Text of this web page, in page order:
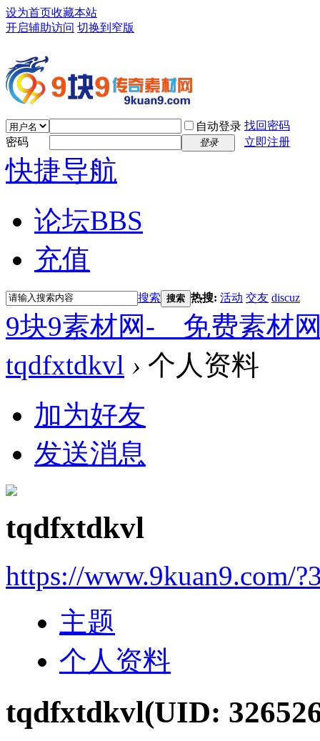
设为首页收藏本站
开启辅助访问 切换到窄版
自动登录 找回密码
密码
登录 立即注册
快捷导航
论坛BBS
充值
搜索 搜索 热搜: 活动 交友 discuz
9块9素材网-＿免费素材
tqdfxtdkvl › 个人资料
加为好友
发送消息
tqdfxtdkvl
https://www.9kuan9.com/
主题
个人资料
tqdfxtdkvl(UID: